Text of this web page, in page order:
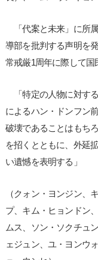
「代案と未来」に所
導部を批判する声明を
常戒厳1周年に際して国
「特定の人物に対す
によるハン・ドンフン
破壊であることはもち
を招くとともに、外延
い遺憾を表明する」
（クォン・ヨンジン、
プ、キム・ヒョンドン
ムス、ソン・ソクチュ
ェジュン、ユ・ヨンウ